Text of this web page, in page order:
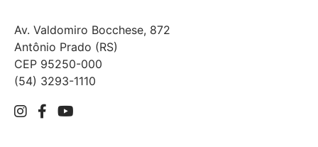
Av. Valdomiro Bocchese, 872
Antônio Prado (RS)
CEP 95250-000
(54) 3293-1110